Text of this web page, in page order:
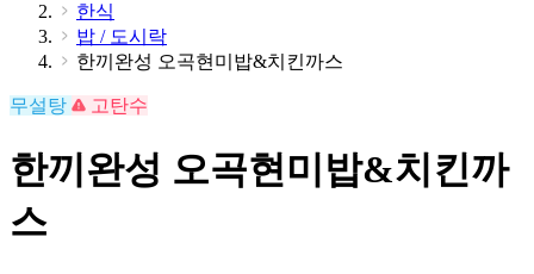
한식
밥 / 도시락
한끼완성 오곡현미밥&치킨까스
무설탕 고탄수
한끼완성 오곡현미밥&치킨까
스